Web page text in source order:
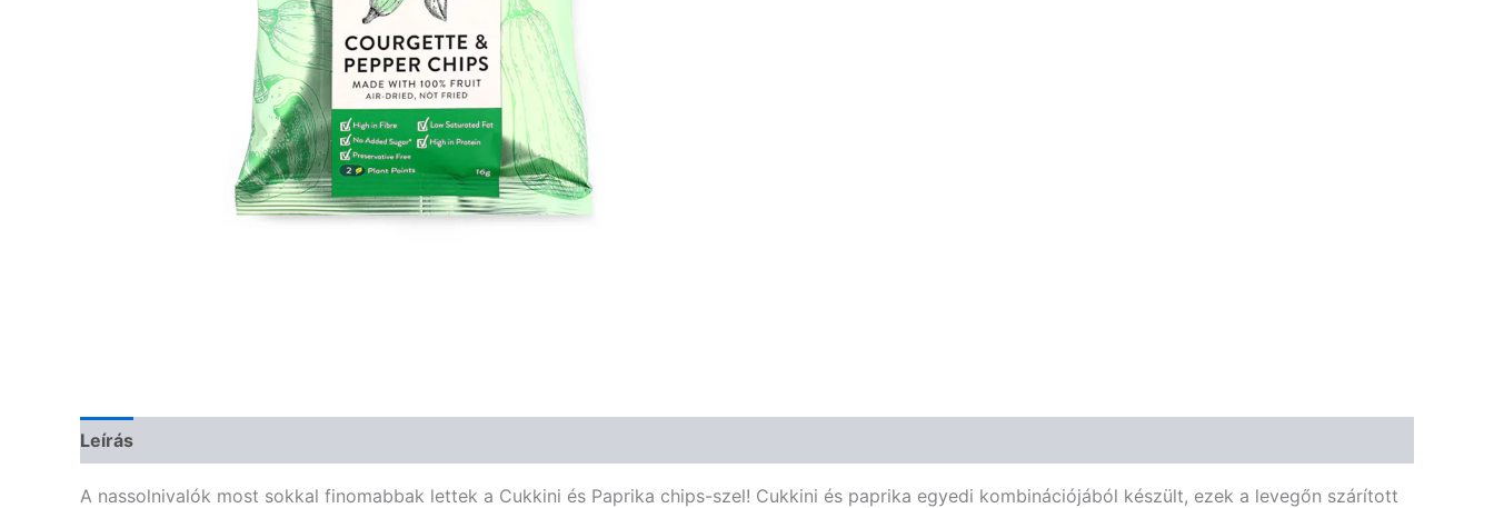
Leírás
A nassolnivalók most sokkal finomabbak lettek a Cukkini és Paprika chips-szel! Cukkini és paprika egyedi kombinációjából készült, ezek a levegőn szárított